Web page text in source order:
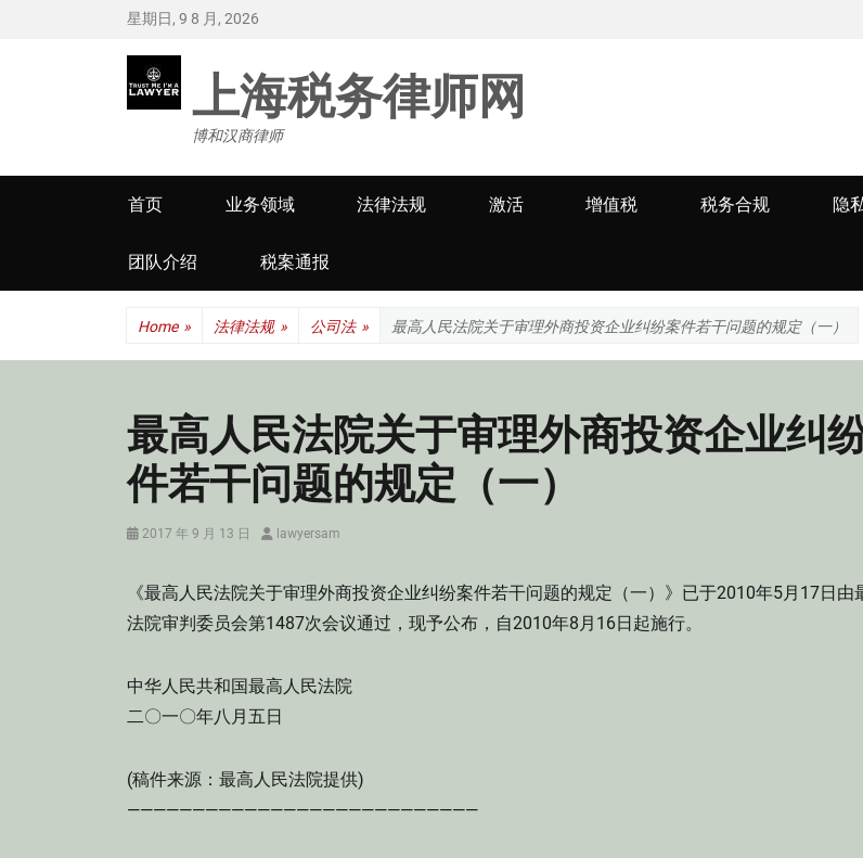
星期日, 9 8 月, 2026
上海税务律师网
博和汉商律师
Primary
menu
首页 业务领域 法律法规 激活 增值税 税务合规 隐
团队介绍 税案通报
Home » 法律法规 » 公司法 » 最高人民法院关于审理外商投资企业纠纷案件若干问题的规定（一）
最高人民法院关于审理外商投资企业纠
件若干问题的规定（一）
Posted
2017 年 9 月 13 日 Authorlawyersam
《最高人民法院关于审理外商投资企业纠纷案件若干问题的规定（一）》已于2010年5月17日由
法院审判委员会第1487次会议通过，现予公布，自2010年8月16日起施行。
中华人民共和国最高人民法院
二〇一〇年八月五日
(稿件来源：最高人民法院提供)
———————————————————————————